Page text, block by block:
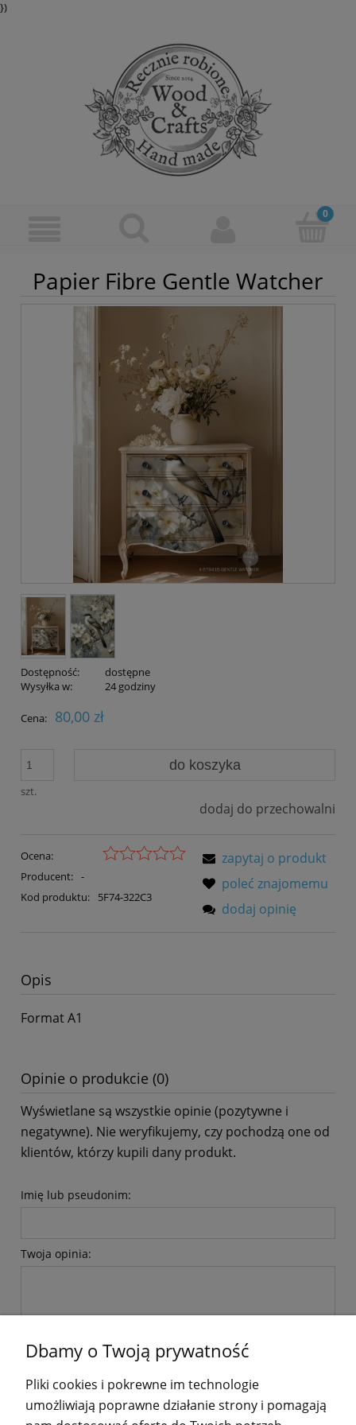
})
Papier Fibre Gentle Watcher
Dostępność:
dostępne
Wysyłka w:
24 godziny
Cena: 80,00 zł
szt.
do koszyka
dodaj do przechowalni
Ocena:
Producent: -
Kod produktu:
5F74-322C3
zapytaj o produkt
poleć znajomemu
dodaj opinię
Opis
Format A1
Opinie o produkcie (0)
Wyświetlane są wszystkie opinie (pozytywne i
negatywne). Nie weryfikujemy, czy pochodzą one od
klientów, którzy kupili dany produkt.
Imię lub pseudonim:
Twoja opinia:
Dbamy o Twoją prywatność
Pliki cookies i pokrewne im technologie
umożliwiają poprawne działanie strony i pomagają